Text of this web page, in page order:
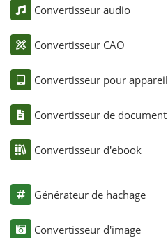
Convertisseur audio
Convertisseur CAO
Convertisseur pour appareil
Convertisseur de document
Convertisseur d'ebook
Générateur de hachage
Convertisseur d'image